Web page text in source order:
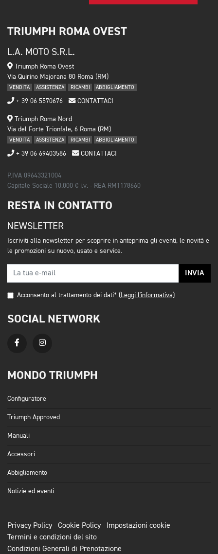
TRIUMPH ROMA OVEST
L.A. MOTO S.R.L.
Triumph Roma Ovest
Via Quirino Majorana 80 Roma (RM)
VENDITA ASSISTENZA RICAMBI ABBIGLIAMENTO
+ 39 06 5570676 CONTATTACI
Triumph Roma Nord
Via del Forte Trionfale, 6 Roma (RM)
VENDITA ASSISTENZA RICAMBI ABBIGLIAMENTO
+ 39 06 69403586 CONTATTACI
P.IVA 09643321004
Capitale Sociale 10.000 € i.v. - REA RM1178660
RESTA IN CONTATTO
NEWSLETTER
Iscriviti alla newsletter per scoprire in anteprima gli eventi, le novità e
le promozioni su nuovo, usato e service.
INVIA
Acconsento al trattamento dei dati* (Leggi l'informativa)
SOCIAL NETWORK
MONDO TRIUMPH
Configuratore
Triumph Approved
Manuali
Accessori
Abbigliamento
Notizie ed eventi
Privacy Policy Cookie Policy
Impostazioni cookie
Termini e condizioni del sito
Condizioni Generali di Prenotazione